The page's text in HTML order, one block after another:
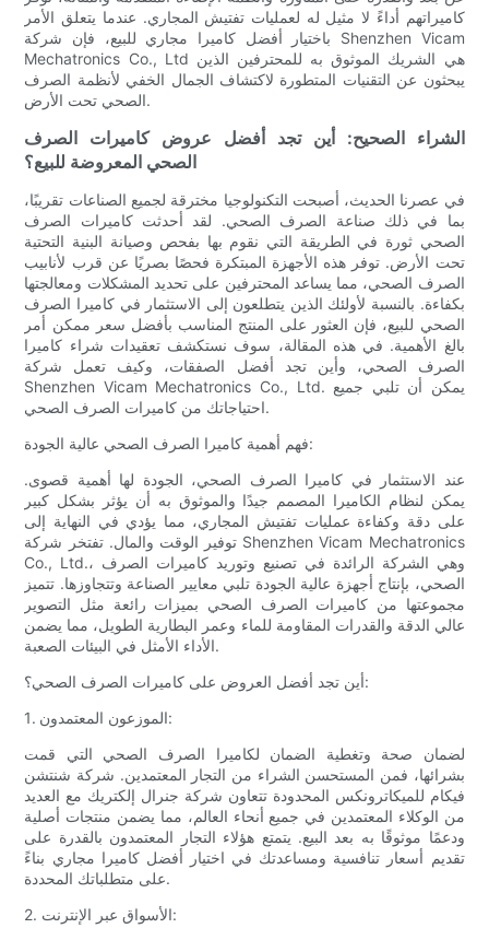
كاميراتهم أداءً لا مثيل له لعمليات تفتيش المجاري. عندما يتعلق الأمر
باختيار أفضل كاميرا مجاري للبيع، فإن شركة Shenzhen Vicam
Mechatronics Co., Ltd هي الشريك الموثوق به للمحترفين الذين
يبحثون عن التقنيات المتطورة لاكتشاف الجمال الخفي لأنظمة الصرف
الصحي تحت الأرض.
الشراء الصحيح: أين تجد أفضل عروض كاميرات الصرف
الصحي المعروضة للبيع؟
في عصرنا الحديث، أصبحت التكنولوجيا مخترقة لجميع الصناعات تقريبًا،
بما في ذلك صناعة الصرف الصحي. لقد أحدثت كاميرات الصرف
الصحي ثورة في الطريقة التي نقوم بها بفحص وصيانة البنية التحتية
تحت الأرض. توفر هذه الأجهزة المبتكرة فحصًا بصريًا عن قرب لأنابيب
الصرف الصحي، مما يساعد المحترفين على تحديد المشكلات ومعالجتها
بكفاءة. بالنسبة لأولئك الذين يتطلعون إلى الاستثمار في كاميرا الصرف
الصحي للبيع، فإن العثور على المنتج المناسب بأفضل سعر ممكن أمر
بالغ الأهمية. في هذه المقالة، سوف نستكشف تعقيدات شراء كاميرا
الصرف الصحي، وأين تجد أفضل الصفقات، وكيف تعمل شركة
Shenzhen Vicam Mechatronics Co., Ltd. يمكن أن تلبي جميع
احتياجاتك من كاميرات الصرف الصحي.
فهم أهمية كاميرا الصرف الصحي عالية الجودة:
عند الاستثمار في كاميرا الصرف الصحي، الجودة لها أهمية قصوى.
يمكن لنظام الكاميرا المصمم جيدًا والموثوق به أن يؤثر بشكل كبير
على دقة وكفاءة عمليات تفتيش المجاري، مما يؤدي في النهاية إلى
توفير الوقت والمال. تفتخر شركة Shenzhen Vicam Mechatronics
Co., Ltd.، وهي الشركة الرائدة في تصنيع وتوريد كاميرات الصرف
الصحي، بإنتاج أجهزة عالية الجودة تلبي معايير الصناعة وتتجاوزها. تتميز
مجموعتها من كاميرات الصرف الصحي بميزات رائعة مثل التصوير
عالي الدقة والقدرات المقاومة للماء وعمر البطارية الطويل، مما يضمن
الأداء الأمثل في البيئات الصعبة.
أين تجد أفضل العروض على كاميرات الصرف الصحي؟:
1. الموزعون المعتمدون:
لضمان صحة وتغطية الضمان لكاميرا الصرف الصحي التي قمت
بشرائها، فمن المستحسن الشراء من التجار المعتمدين. شركة شنتشن
فيكام للميكاترونكس المحدودة تتعاون شركة جنرال إلكتريك مع العديد
من الوكلاء المعتمدين في جميع أنحاء العالم، مما يضمن منتجات أصلية
ودعمًا موثوقًا به بعد البيع. يتمتع هؤلاء التجار المعتمدون بالقدرة على
تقديم أسعار تنافسية ومساعدتك في اختيار أفضل كاميرا مجاري بناءً
على متطلباتك المحددة.
2. الأسواق عبر الإنترنت: